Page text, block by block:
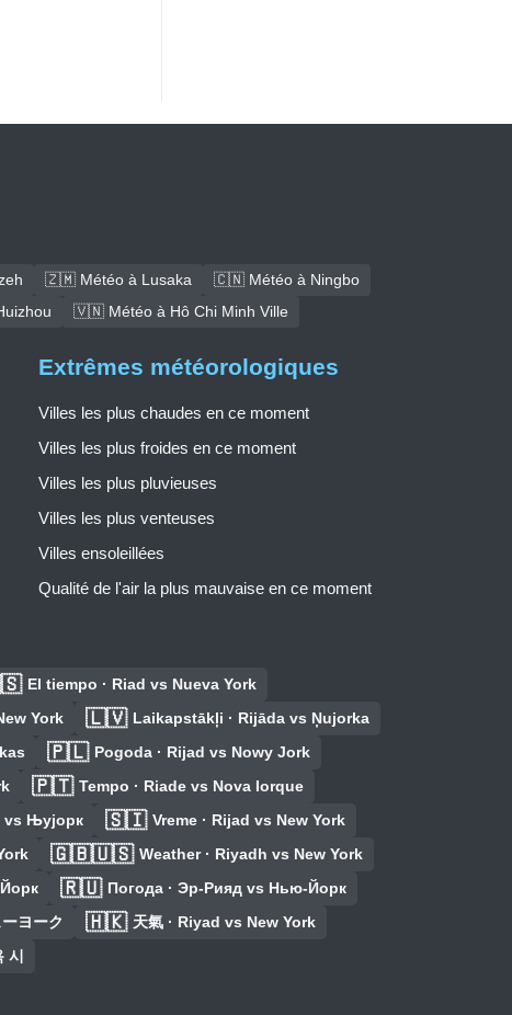
🇿🇲 Météo à Lusaka
🇨🇳 Météo à Ningbo
🇻🇳 Météo à Hô Chi Minh Ville
Extrêmes météorologiques
Villes les plus chaudes en ce moment
Villes les plus froides en ce moment
Villes les plus pluvieuses
Villes les plus venteuses
Villes ensoleillées
Qualité de l'air la plus mauvaise en ce moment
El tiempo · Riad vs Nueva York
York 🇱🇻 Laikapstākļi · Rijāda vs Ņujorka
🇵🇱 Pogoda · Rijad vs Nowy Jork
🇵🇹 Tempo · Riade vs Nova Iorque
vs Њујорк 🇸🇮 Vreme · Rijad vs New York
🇬🇧🇺🇸 Weather · Riyadh vs New York
🇷🇺 Погода · Эр-Рияд vs Нью-Йорк
ヨーク 🇭🇰 天氣 · Riyad vs New York
시